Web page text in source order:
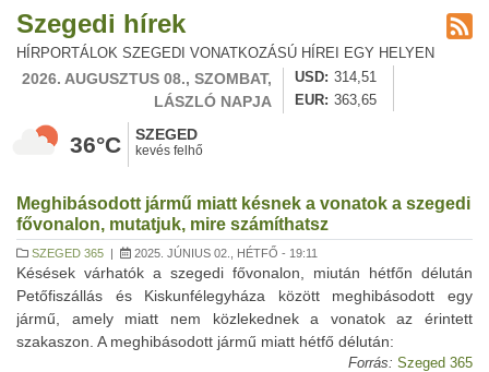
Szegedi hírek
HÍRPORTÁLOK SZEGEDI VONATKOZÁSÚ HÍREI EGY HELYEN
2026. AUGUSZTUS 08., SZOMBAT,
LÁSZLÓ NAPJA
USD
314,51
EUR
363,65
36°C SZEGED
kevés felhő
Meghibásodott jármű miatt késnek a vonatok a szegedi
fővonalon, mutatjuk, mire számíthatsz
SZEGED 365 | 2025. JÚNIUS 02., HÉTFŐ - 19:11
Késések várhatók a szegedi fővonalon, miután hétfőn délután
Petőfiszállás és Kiskunfélegyháza között meghibásodott egy
jármű, amely miatt nem közlekednek a vonatok az érintett
szakaszon. A meghibásodott jármű miatt hétfő délután:
Forrás: Szeged 365